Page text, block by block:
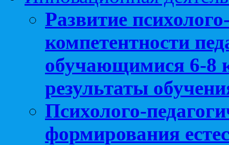
Развитие
компетентности
обучающимися 6-8
результаты
Психолого-
формирования